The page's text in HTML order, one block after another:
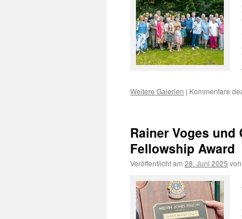
Weitere Galerien | Kommentare
Rainer Voges
Fellowship Award
Veröffentlicht am 28. Juni 2025 von